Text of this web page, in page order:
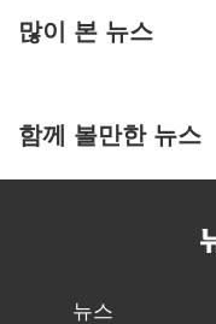
많이 본 뉴스
함께 볼만한 뉴스
뉴스